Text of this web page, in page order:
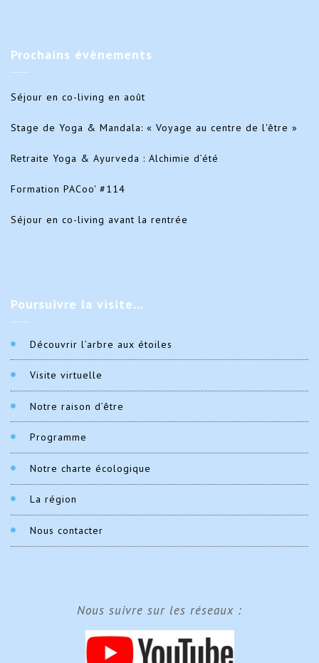
Prochains évènements
Séjour en co-living en août
Stage de Yoga & Mandala: « Voyage au centre de l'être »
Retraite Yoga & Ayurveda : Alchimie d’été
Formation PACoo' #114
Séjour en co-living avant la rentrée
Poursuivre la visite…
Découvrir l’arbre aux étoiles
Visite virtuelle
Notre raison d’être
Programme
Notre charte écologique
La région
Nous contacter
Nous suivre sur les réseaux :